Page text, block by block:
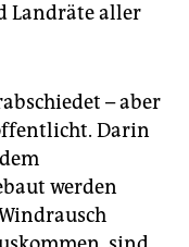
Landräte aller
– aber
Darin
werden